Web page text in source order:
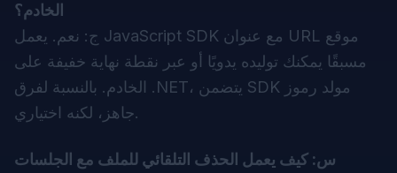
الخادم؟
ج: نعم. يعمل JavaScript SDK مع عنوان URL موقع
مسبقًا يمكنك توليده يدويًا أو عبر نقطة نهاية خفيفة على
الخادم. بالنسبة لفرق .NET، يتضمن SDK مولد رموز
جاهز، لكنه اختياري.
س: كيف يعمل الحذف التلقائي للملف مع الجلسات